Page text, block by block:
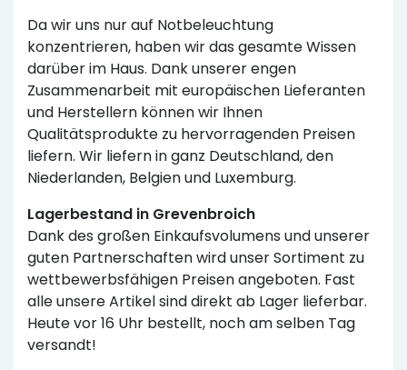
Da wir uns nur auf Notbeleuchtung
konzentrieren, haben wir das gesamte Wissen
darüber im Haus. Dank unserer engen
Zusammenarbeit mit europäischen Lieferanten
und Herstellern können wir Ihnen
Qualitätsprodukte zu hervorragenden Preisen
liefern. Wir liefern in ganz Deutschland, den
Niederlanden, Belgien und Luxemburg.
Lagerbestand in Grevenbroich
Dank des großen Einkaufsvolumens und unserer
guten Partnerschaften wird unser Sortiment zu
wettbewerbsfähigen Preisen angeboten. Fast
alle unsere Artikel sind direkt ab Lager lieferbar.
Heute vor 16 Uhr bestellt, noch am selben Tag
versandt!